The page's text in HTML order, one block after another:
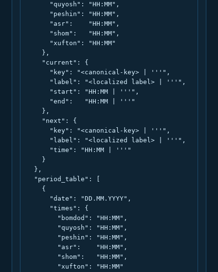
      "quyosh": "HH:MM",
      "peshin": "HH:MM",
      "asr":    "HH:MM",
      "shom":   "HH:MM",
      "xufton": "HH:MM"
    },
    "current": {
      "key": "<canonical-key> | '''",
      "label": "<localized label> | '''",
      "start": "HH:MM | '''",
      "end":   "HH:MM | '''"
    },
    "next": {
      "key": "<canonical-key> | '''",
      "label": "<localized label> | '''",
      "time": "HH:MM | '''"
    }
  },
  "period_table": [
    {
      "date": "DD.MM.YYYY",
      "times": {
        "bomdod": "HH:MM",
        "quyosh": "HH:MM",
        "peshin": "HH:MM",
        "asr":    "HH:MM",
        "shom":   "HH:MM",
        "xufton": "HH:MM"